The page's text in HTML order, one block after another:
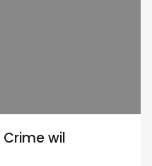
wil